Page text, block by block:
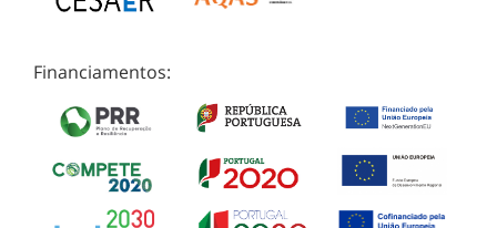
Financiamentos: